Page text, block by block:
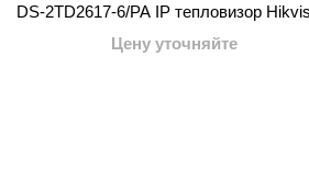
DS-2TD2617-6/PA IP тепловизор
Цену уточняйте